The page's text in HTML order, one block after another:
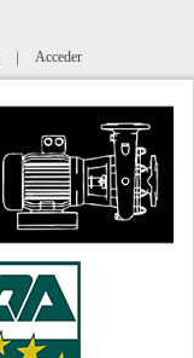
Acceder